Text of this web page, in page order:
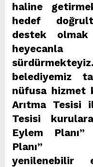
haline
hedef
destek
heyecanla
belediyemiz
nüfusa hizmet
Arıtma Tesisi
Tesisi
Eylem
Planı”
yenilenebilir